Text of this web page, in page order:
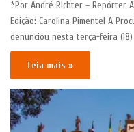
*Por André Richter – Repórter
Edição: Carolina Pimentel A
denunciou nesta terça-feira
Leia mais »